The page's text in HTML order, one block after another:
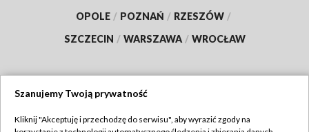
OPOLE / POZNAŃ / RZESZÓW /
SZCZECIN / WARSZAWA / WROCŁAW
Szanujemy Twoją prywatność
Kliknij "Akceptuję i przechodzę do serwisu", aby wyrazić zgody na